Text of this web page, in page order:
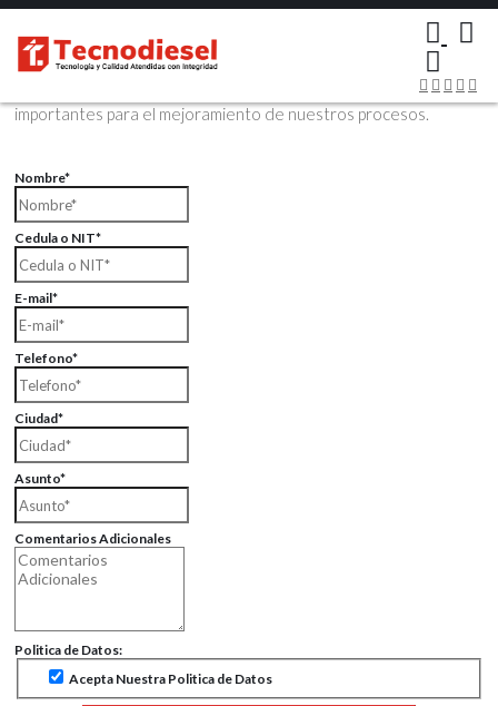
Contáctenos Vía Email
Envíenos sus datos con sus comentarios, sus opiniones son muy
importantes para el mejoramiento de nuestros procesos.
Nombre*
Cedula o NIT*
E-mail*
Telefono*
Ciudad*
Asunto*
Comentarios Adicionales
Politica de Datos:
Acepta Nuestra Politica de Datos